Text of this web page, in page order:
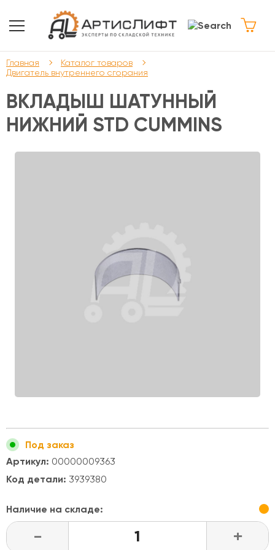
Главная
Каталог товаров
Двигатель внутреннего сгорания
ВКЛАДЫШ ШАТУННЫЙ
НИЖНИЙ STD CUMMINS
Под заказ
Артикул: 00000009363
Код детали: 3939380
Наличие на складе:
- +